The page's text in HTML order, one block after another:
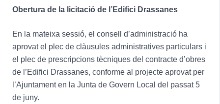
Obertura de la licitació de l’Edifici Drassanes
En la mateixa sessió, el consell d’administració ha
aprovat el plec de clàusules administratives particulars i
el plec de prescripcions tècniques del contracte d’obres
de l’Edifici Drassanes, conforme al projecte aprovat per
l’Ajuntament en la Junta de Govern Local del passat 5
de juny.